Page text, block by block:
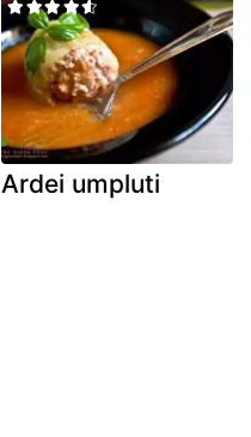
Ardei umpluti